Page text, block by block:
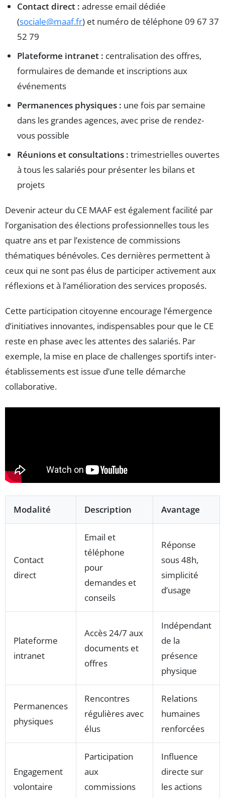
Contact direct : adresse email dédiée
(sociale@maaf.fr) et numéro de téléphone 09 67 37
52 79
Plateforme intranet : centralisation des offres,
formulaires de demande et inscriptions aux
événements
Permanences physiques : une fois par semaine
dans les grandes agences, avec prise de rendez-
vous possible
Réunions et consultations : trimestrielles ouvertes
à tous les salariés pour présenter les bilans et
projets
Devenir acteur du CE MAAF est également facilité par
l’organisation des élections professionnelles tous les
quatre ans et par l’existence de commissions
thématiques bénévoles. Ces dernières permettent à
ceux qui ne sont pas élus de participer activement aux
réflexions et à l’amélioration des services proposés.
Cette participation citoyenne encourage l’émergence
d’initiatives innovantes, indispensables pour que le CE
reste en phase avec les attentes des salariés. Par
exemple, la mise en place de challenges sportifs inter-
établissements est issue d’une telle démarche
collaborative.
Modalité Description Avantage
Contact
direct
Email et
téléphone
pour
demandes et
conseils
Réponse
sous 48h,
simplicité
d’usage
Plateforme
intranet
Accès 24/7 aux
documents et
offres
Indépendant
de la
présence
physique
Permanences
physiques
Rencontres
régulières avec
élus
Relations
humaines
renforcées
Engagement
volontaire
Participation
aux
commissions
Influence
directe sur
les actions